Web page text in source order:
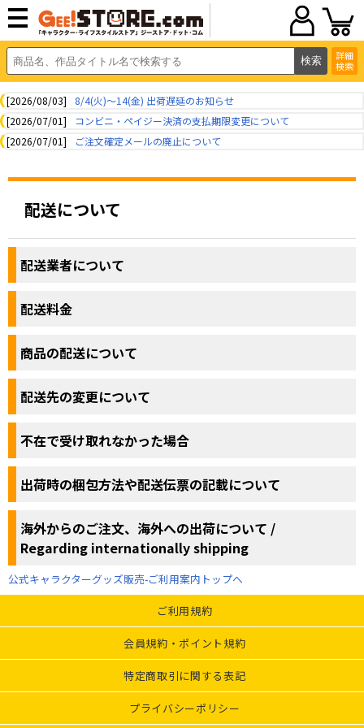
詳細
検索
[2026/08/03]
8/4(火)～14(金) 出荷遅延のお知らせ
[2026/07/01]
コンビニ・ペイジー決済の支払期限変更について
[2026/07/01]
ご注文確定メールの廃止について
配送について
配送業者について
配送料金
商品の配送について
配送先の変更について
不在で受け取れなかった場合
出荷時の梱包方法や配送伝票の記載について
海外からのご注文、海外への出荷について /
Regarding internationally shipping
公式キャラクターグッズ販売-ご利用案内トップへ
ご利用規約
会員規約・ポイント規約
特定商取引に関する表記
プライバシーポリシー